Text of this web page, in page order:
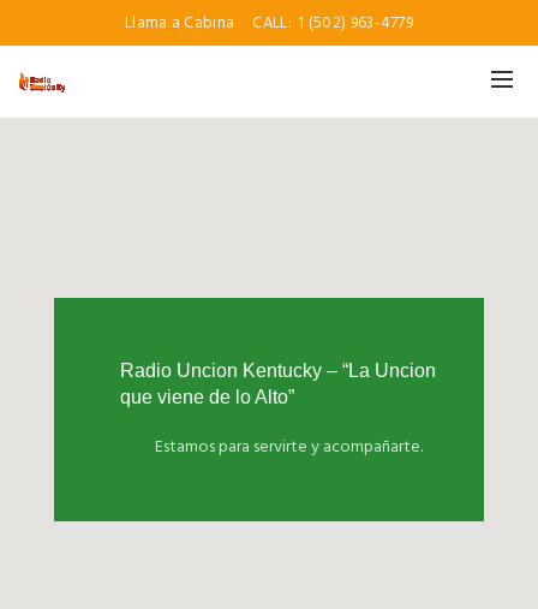
Llama a Cabina CALL: 1 (502) 963-4779
Radio Uncion Kentucky – “La Uncion
que viene de lo Alto”
Estamos para servirte y acompañarte.